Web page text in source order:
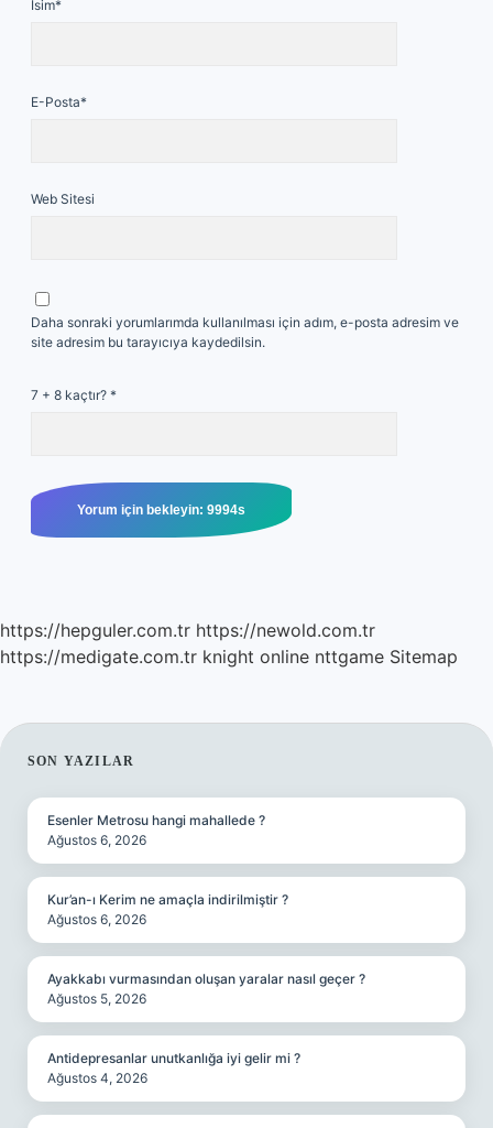
İsim*
E-Posta*
Web Sitesi
Daha sonraki yorumlarımda kullanılması için adım, e-posta adresim ve
site adresim bu tarayıcıya kaydedilsin.
7 + 8 kaçtır? *
https://hepguler.com.tr https://newold.com.tr
https://medigate.com.tr knight online nttgame Sitemap
SIDEBAR
SON YAZILAR
Esenler Metrosu hangi mahallede ?
Ağustos 6, 2026
Kur’an-ı Kerim ne amaçla indirilmiştir ?
Ağustos 6, 2026
Ayakkabı vurmasından oluşan yaralar nasıl geçer ?
Ağustos 5, 2026
Antidepresanlar unutkanlığa iyi gelir mi ?
Ağustos 4, 2026